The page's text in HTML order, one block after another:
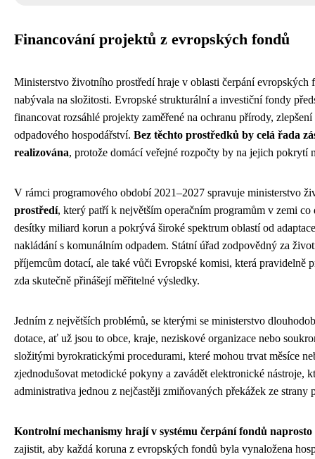
Financování projektů z evropských fondů
Ministerstvo životního prostředí hraje v oblasti čerpání
nabývala na složitosti. Evropské strukturální a investiční fondy
financovat rozsáhlé projekty zaměřené na ochranu přírody,
odpadového hospodářství. Bez těchto prostředků by celá řada
realizována, protože domácí veřejné rozpočty by na jejich pokrytí
V rámci programového období 2021–2027 spravuje ministerstvo
prostředí, který patří k největším operačním programům v zemi
desítky miliard korun a pokrývá široké spektrum oblastí od
nakládání s komunálním odpadem. Státní úřad zodpovědný za
příjemcům dotací, ale také vůči Evropské komisi, která pravidelně
zda skutečně přinášejí měřitelné výsledky.
Jedním z největších problémů, se kterými se ministerstvo
dotace, ať už jsou to obce, kraje, neziskové organizace nebo
složitými byrokratickými procedurami, které mohou trvat měsíce
zjednodušovat metodické pokyny a zavádět elektronické nástroje,
administrativa jednou z nejčastěji zmiňovaných překážek ze strany
Kontrolní mechanismy hrají v systému čerpání fondů
zajistit, aby každá koruna z evropských fondů byla vynaložena